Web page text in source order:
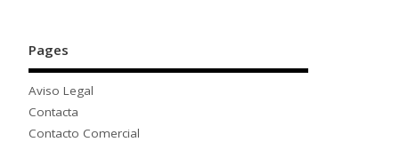
Pages
Aviso Legal
Contacta
Contacto Comercial